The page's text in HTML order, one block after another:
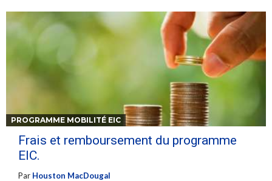
PROGRAMME MOBILITÉ EIC
Frais et remboursement du programme
EIC.
Par Houston MacDougal